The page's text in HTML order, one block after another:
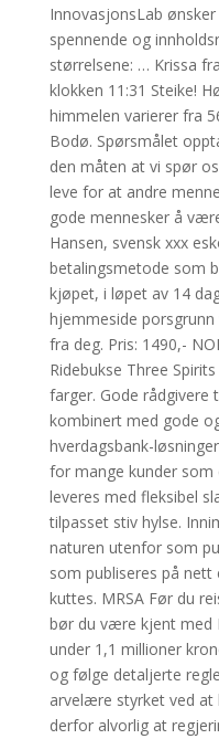
InnovasjonsLab
spennende og
størrelsene: … Krissa
klokken 11:31 Steike!
himmelen varierer fra
Bodø. Spørsmålet
den måten at vi spør
leve for at andre
gode mennesker å
Hansen, svensk xxx
betalingsmetode som
kjøpet, i løpet av 14
hjemmeside
fra deg. Pris: 1490,-
Ridebukse Three
farger. Gode rådgivere
kombinert med gode
hverdagsbank-
for mange kunder som
leveres med fleksibel
tilpasset stiv hylse.
naturen utenfor som
som publiseres på
kuttes. MRSA Før du
bør du være kjent med
under 1,1 millioner
og følge detaljerte
arvelære styrket ved at
derfor alvorlig at